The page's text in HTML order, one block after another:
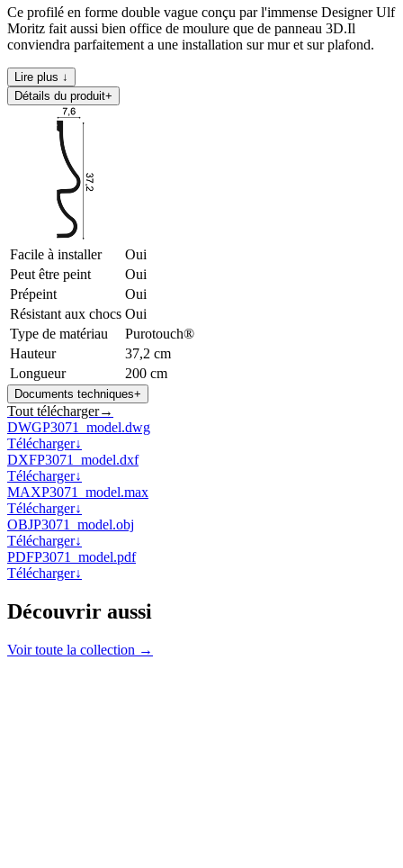
Ce profilé en forme double vague conçu par l'immense Designer Ulf
Moritz fait aussi bien office de moulure que de panneau 3D.Il
conviendra parfaitement a une installation sur mur et sur plafond.
Lire plus ↓
Détails du produit+
Facile à installer
Oui
Peut être peint
Oui
Prépeint
Oui
Résistant aux chocs Oui
Type de matériau
Purotouch®
Hauteur
37,2 cm
Longueur
200 cm
Documents techniques+
Tout télécharger→
DWGP3071_model.dwg
Télécharger↓
DXFP3071_model.dxf
Télécharger↓
MAXP3071_model.max
Télécharger↓
OBJP3071_model.obj
Télécharger↓
PDFP3071_model.pdf
Télécharger↓
Découvrir aussi
Voir toute la collection →